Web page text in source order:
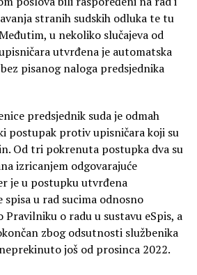
stranih sudskih odluka te tu
u nekoliko slučajeva od
utvrđena je automatska
pisanog naloga predsjednika
predsjednik suda je odmah
postupak protiv upisničara koji su
Od tri pokrenuta postupka dva su
izricanjem odgovarajuće
je u postupku utvrđena
u rad sucima odnosno
o radu u sustavu eSpis, a
zbog odsutnosti službenika
još od prosinca 2022.